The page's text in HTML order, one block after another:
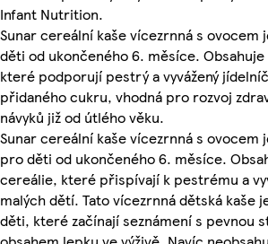
Infant Nutrition.
Sunar cereální kaše vícezrnná s
děti od ukončeného 6. měsíce.
které podporují pestrý a vyvážený
přidaného cukru, vhodná pro rozvoj
návyků již od útlého věku.
Sunar cereální kaše vícezrnná s
pro děti od ukončeného 6. měsíce.
cereálie, které přispívají k pestrému a
malých dětí. Tato vícezrnná dětská kaše
děti, které začínají seznámení s pevnou